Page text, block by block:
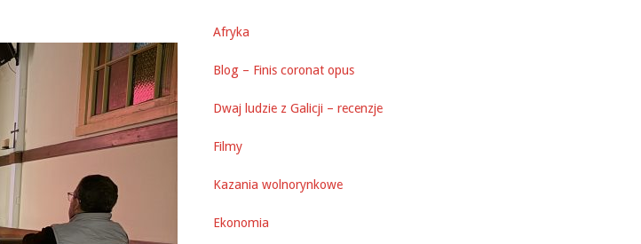
Afryka
Blog – Finis coronat opus
Dwaj ludzie z Galicji – recenzje
Filmy
Kazania wolnorynkowe
Ekonomia